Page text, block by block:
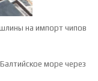
на импорт чипов
море через